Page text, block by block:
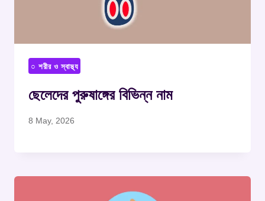
○ শরীর ও স্বাস্থ্য
ছেলেদের পুরুষাঙ্গের বিভিন্ন নাম
8 May, 2026